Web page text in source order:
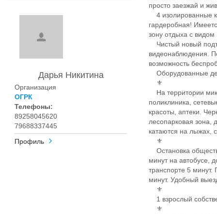
Дарья Никитина
Организация
ОГРК
Телефоны:
89258045620
79688337445
Профиль
просто заезжай и
4 изолированные
гардеробная!
зону отдыха с
Чистый новый
видеонаблюдения.
возможность
Оборудованные
⚜️
На территории
поликлиника,
красоты, аптеки.
лесопарковая зона,
катаются на лыжах,
⚜️
Остановка
минут на автобусе,
транспорте 5
минут. Удобный
⚜️
1 взрослый
⚜️